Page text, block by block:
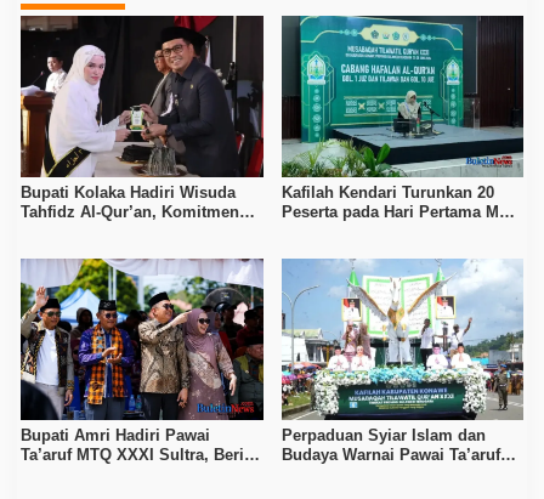
Bupati Kolaka Hadiri Wisuda
Tahfidz Al-Qur’an, Komitmen
Kafilah Kendari Turunkan 20
Peserta pada Hari Pertama MTQ
Bupati Amri Hadiri Pawai
Ta’aruf MTQ XXXI Sultra, Beri
Perpaduan Syiar Islam dan
Budaya Warnai Pawai Ta’aruf